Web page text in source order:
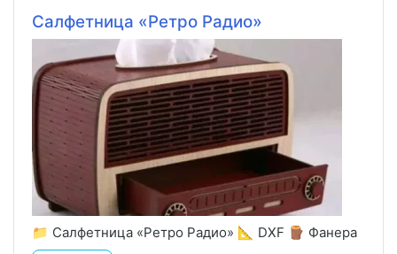
Салфетница «Ретро Радио»
📁 Салфетница «Ретро Радио» 📐 DXF 🪵 Фанера